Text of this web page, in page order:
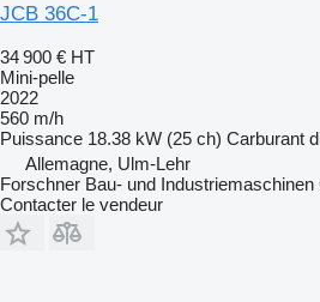
JCB 36C-1
34 900 € HT
Mini-pelle
2022
560 m/h
Puissance 18.38 kW (25 ch) Carburant
Allemagne, Ulm-Lehr
Forschner Bau- und Industriemaschinen
Contacter le vendeur